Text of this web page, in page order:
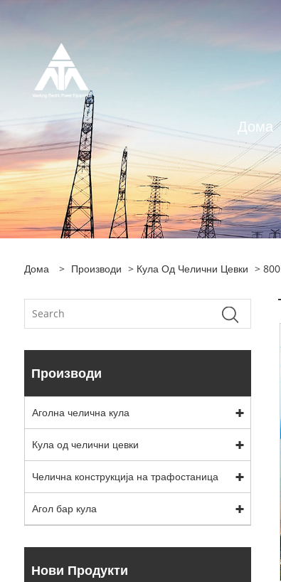
Дома
Дома > Производи > Кула Од Челични Цевки >
Производи
Аголна челична кула
Кула од челични цевки
Челична конструкција на трафостаница
Агол бар кула
Нови Продукти